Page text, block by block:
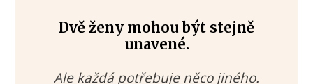
Dvě ženy mohou být stejně
unavené.
Ale každá potřebuje něco jiného.